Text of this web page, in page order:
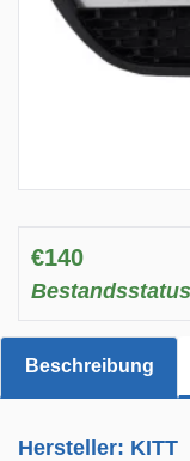
€140
Beschreibung
Hersteller: KITT